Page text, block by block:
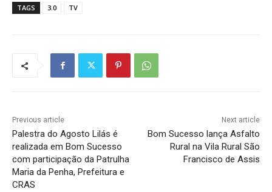
TAGS 3.0 TV
Previous article
Palestra do Agosto Lilás é
realizada em Bom Sucesso
com participação da Patrulha
Maria da Penha, Prefeitura e
CRAS
Next article
Bom Sucesso lança Asfalto
Rural na Vila Rural São
Francisco de Assis